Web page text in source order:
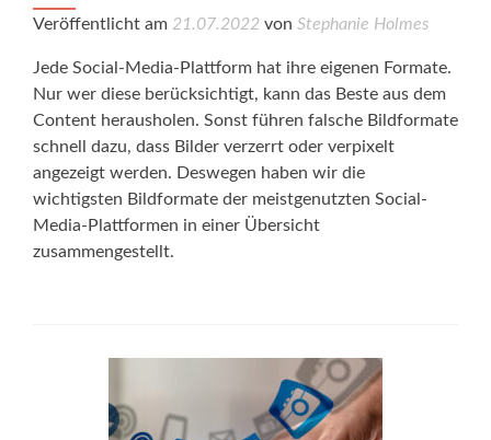
Veröffentlicht am 21.07.2022 von Stephanie Holmes
Jede Social-Media-Plattform hat ihre eigenen Formate.
Nur wer diese berücksichtigt, kann das Beste aus dem
Content herausholen. Sonst führen falsche Bildformate
schnell dazu, dass Bilder verzerrt oder verpixelt
angezeigt werden. Deswegen haben wir die
wichtigsten Bildformate der meistgenutzten Social-
Media-Plattformen in einer Übersicht
zusammengestellt.